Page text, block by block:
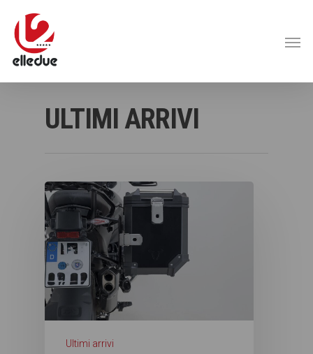
ULTIMI ARRIVI
Ultimi arrivi